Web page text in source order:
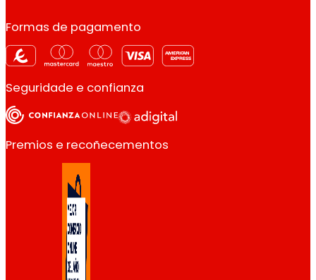
Formas de pagamento
Seguridade e confianza
Premios e recoñecementos